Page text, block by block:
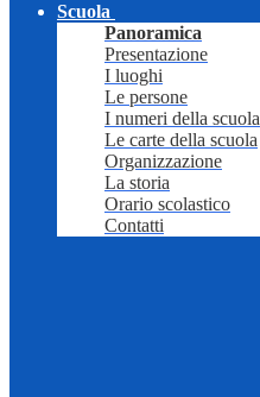
Scuola
Panoramica
Presentazione
I luoghi
Le persone
I numeri della scuola
Le carte della scuola
Organizzazione
La storia
Orario scolastico
Contatti